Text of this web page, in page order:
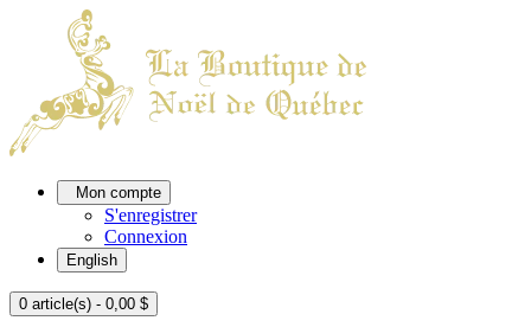
Mon compte
S'enregistrer
Connexion
English
0 article(s) - 0,00 $